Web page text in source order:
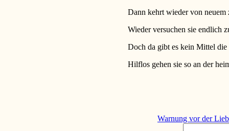
Dann kehrt wieder von
Wieder versuchen sie endlich
Doch da gibt es kein Mittel
Hilflos gehen sie so an der
Warnung vor der